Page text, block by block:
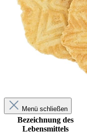
Menü schließen
Bezeichnung des
Lebensmittels